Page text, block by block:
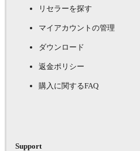
リセラーを探す
マイアカウントの管理
ダウンロード
返金ポリシー
購入に関するFAQ
Support